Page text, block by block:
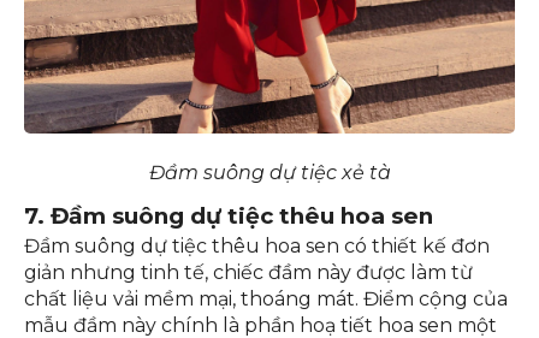
Đầm suông dự tiệc xẻ tà
7. Đầm suông dự tiệc thêu hoa sen
Đầm suông dự tiệc thêu hoa sen có thiết kế đơn
giản nhưng tinh tế, chiếc đầm này được làm từ
chất liệu vải mềm mại, thoáng mát. Điểm cộng của
mẫu đầm này chính là phần hoạ tiết hoa sen một